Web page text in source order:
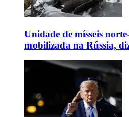
Unidade de mísseis
mobilizada na Rússia,